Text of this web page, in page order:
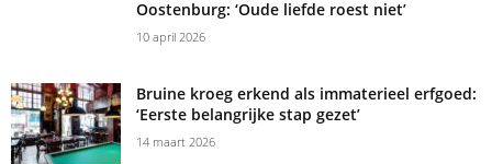
Oostenburg: ‘Oude liefde roest niet’
10 april 2026
Bruine kroeg erkend als immaterieel erfgoed:
‘Eerste belangrijke stap gezet’
14 maart 2026